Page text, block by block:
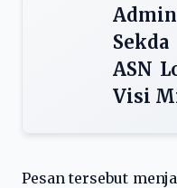
ASN
Visi
Pesan tersebut